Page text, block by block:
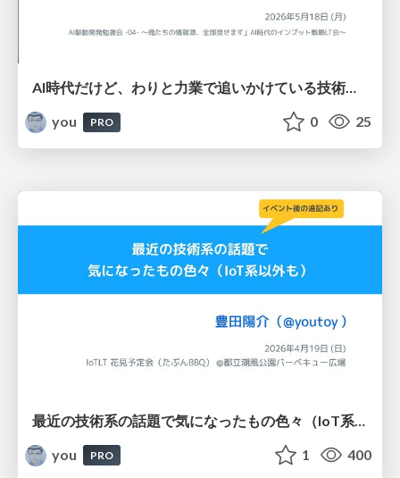
AI時代だけど、わりと力業で追いかけている技術情報収集の話 / 20260518
you
PRO 0 25
you
PRO 1 400